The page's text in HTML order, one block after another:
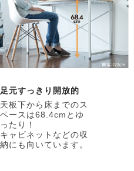
足元すっきり開放的
天板下から床までのス
ペースは68.4cmとゆ
ったり！
キャビネットなどの収
納にも向いています。